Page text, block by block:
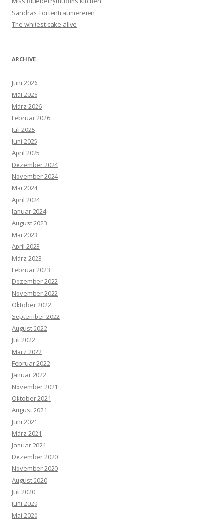
Sandras Tortenträumereien
The whitest cake alive
ARCHIVE
Juni 2026
Mai 2026
März 2026
Februar 2026
Juli 2025
Juni 2025
April 2025
Dezember 2024
November 2024
Mai 2024
April 2024
Januar 2024
August 2023
Mai 2023
April 2023
März 2023
Februar 2023
Dezember 2022
November 2022
Oktober 2022
September 2022
August 2022
Juli 2022
März 2022
Februar 2022
Januar 2022
November 2021
Oktober 2021
August 2021
Juni 2021
März 2021
Januar 2021
Dezember 2020
November 2020
August 2020
Juli 2020
Juni 2020
Mai 2020